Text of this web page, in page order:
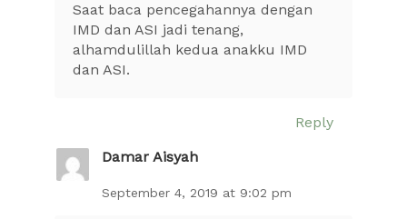
Saat baca pencegahannya dengan
IMD dan ASI jadi tenang,
alhamdulillah kedua anakku IMD
dan ASI.
Reply
Damar Aisyah
September 4, 2019 at 9:02 pm